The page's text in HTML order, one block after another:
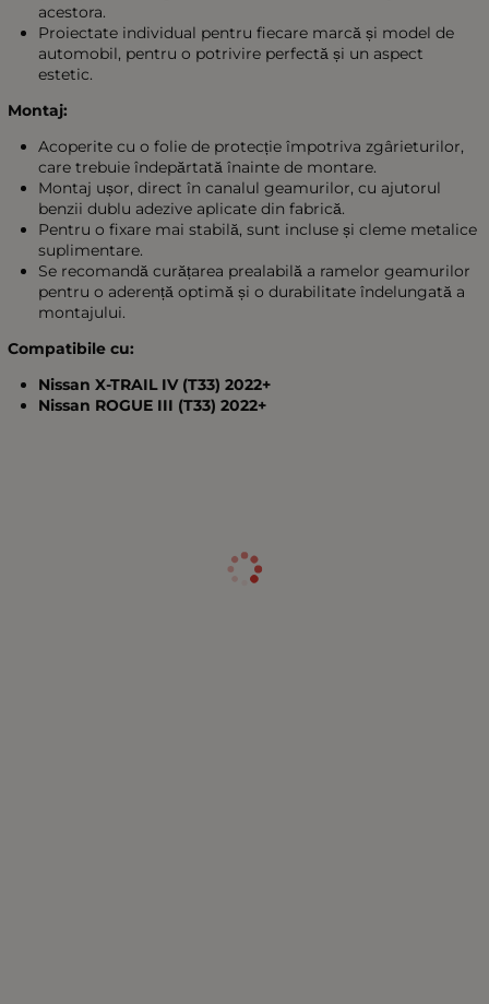
acestora.
Proiectate individual pentru fiecare marcă și model de
automobil, pentru o potrivire perfectă și un aspect
estetic.
Montaj:
Acoperite cu o folie de protecție împotriva zgârieturilor,
care trebuie îndepărtată înainte de montare.
Montaj ușor, direct în canalul geamurilor, cu ajutorul
benzii dublu adezive aplicate din fabrică.
Pentru o fixare mai stabilă, sunt incluse și cleme metalice
suplimentare.
Se recomandă curățarea prealabilă a ramelor geamurilor
pentru o aderență optimă și o durabilitate îndelungată a
montajului.
Compatibile cu:
Nissan X-TRAIL IV (T33) 2022+
Nissan ROGUE III (T33) 2022+